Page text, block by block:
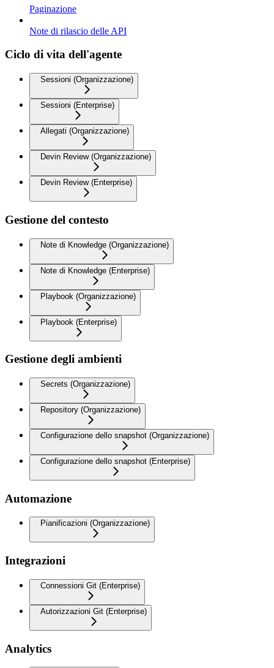
Paginazione
Note di rilascio delle API
Ciclo di vita dell'agente
Sessioni (Organizzazione)
Sessioni (Enterprise)
Allegati (Organizzazione)
Devin Review (Organizzazione)
Devin Review (Enterprise)
Gestione del contesto
Note di Knowledge (Organizzazione)
Note di Knowledge (Enterprise)
Playbook (Organizzazione)
Playbook (Enterprise)
Gestione degli ambienti
Secrets (Organizzazione)
Repository (Organizzazione)
Configurazione dello snapshot (Organizzazione)
Configurazione dello snapshot (Enterprise)
Automazione
Pianificazioni (Organizzazione)
Integrazioni
Connessioni Git (Enterprise)
Autorizzazioni Git (Enterprise)
Analytics